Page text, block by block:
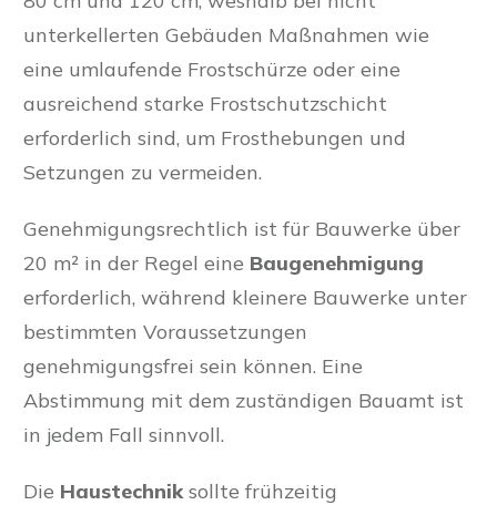
unterkellerten Gebäuden Maßnahmen wie
eine umlaufende Frostschürze oder eine
ausreichend starke Frostschutzschicht
erforderlich sind, um Frosthebungen und
Setzungen zu vermeiden.
Genehmigungsrechtlich ist für Bauwerke über
20 m² in der Regel eine Baugenehmigung
erforderlich, während kleinere Bauwerke unter
bestimmten Voraussetzungen
genehmigungsfrei sein können. Eine
Abstimmung mit dem zuständigen Bauamt ist
in jedem Fall sinnvoll.
Die Haustechniksollte frühzeitig